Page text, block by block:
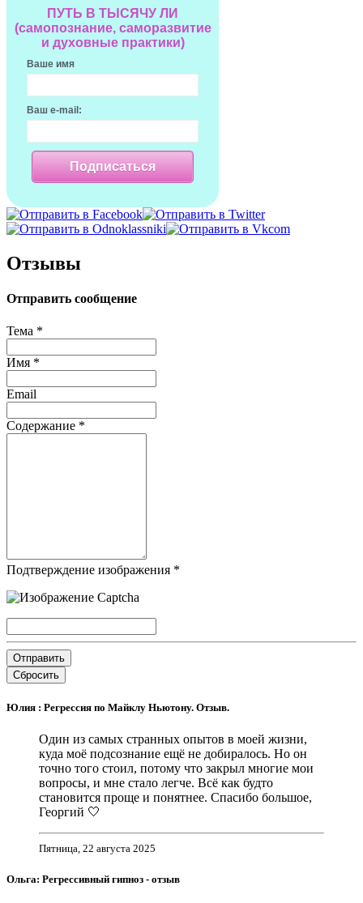
ПУТЬ В ТЫСЯЧУ ЛИ
(самопознание, саморазвитие
и духовные практики)
Ваше имя
Ваш e-mail:
Подписаться
Отзывы
Отправить сообщение
Тема *
Имя *
Email
Содержание *
Подтверждение изображения *
Отправить
Сбросить
Юлия : Регрессия по Майклу Ньютону. Отзыв.
Один из самых странных опытов в моей жизни,
куда моё подсознание ещё не добиралось. Но он
точно того стоил, потому что закрыл многие мои
вопросы, и мне стало легче. Всё как будто
становится проще и понятнее. Спасибо большое,
Георгий 🤍
Пятница, 22 августа 2025
Ольга: Регрессивный гипноз - отзыв